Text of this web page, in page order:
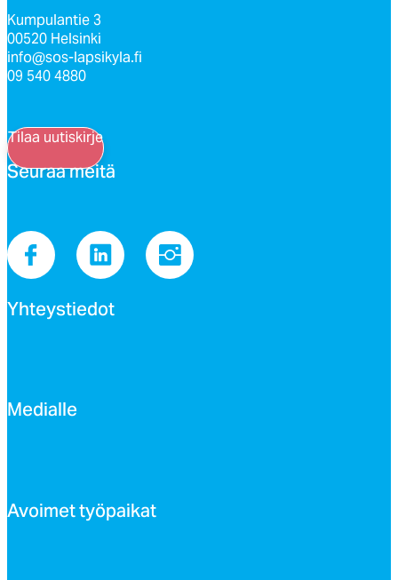
Kumpulantie 3
00520 Helsinki
info@sos-lapsikyla.fi
09 540 4880
Tilaa uutiskirje
Seu­raa mei­tä
Yh­teys­tie­dot
Me­dial­le
Avoi­met työ­pai­kat